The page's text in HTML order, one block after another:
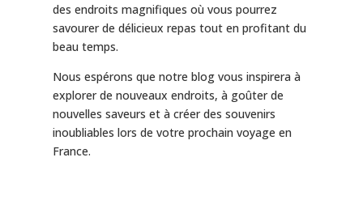
des endroits magnifiques où vous pourrez
savourer de délicieux repas tout en profitant du
beau temps.
Nous espérons que notre blog vous inspirera à
explorer de nouveaux endroits, à goûter de
nouvelles saveurs et à créer des souvenirs
inoubliables lors de votre prochain voyage en
France.